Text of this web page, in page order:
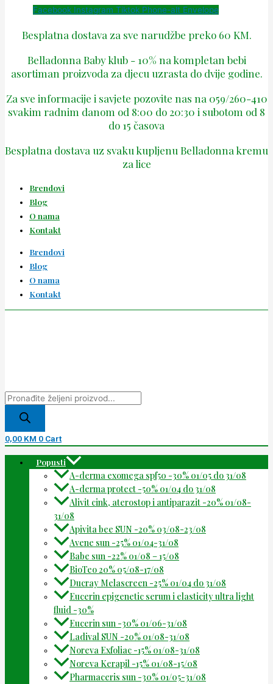
Facebook Instagram Tiktok Phone-alt Envelope
Besplatna dostava za sve narudžbe preko 60 KM.
Belladonna Baby klub - 10% na kompletan bebi
asortiman proizvoda za djecu uzrasta do dvije godine.
Za sve informacije i savjete pozovite nas na 059/260-410
svakim radnim danom od 8:00 do 20:30 i subotom od 8
do 15 časova
Besplatna dostava uz svaku kupljenu Belladonna kremu
za lice
Brendovi
Blog
O nama
Kontakt
Brendovi
Blog
O nama
Kontakt
0,00 KM 0 Cart
Popusti
A-derma exomega spf50 -30% 01/05 do 31/08
A-derma protect -50% 01/04 do 31/08
Alivit cink, aterostop i antiparazit -20% 01/08-
31/08
Apivita bee SUN -20% 03/08-23/08
Avene sun -25% 01/04-31/08
Babe sun -22% 01/08 – 15/08
BioTeo 20% 05/08-17/08
Ducray Melascreen -25% 01/04 do 31/08
Eucerin epigenetic serum i elasticity ultra light
fluid -30%
Eucerin sun -30% 01/06-31/08
Ladival SUN -20% 01/08-31/08
Noreva Exfoliac -15% 01/08-31/08
Noreva Kerapil -15% 01/08-15/08
Pharmaceris sun -30% 01/05-31/08